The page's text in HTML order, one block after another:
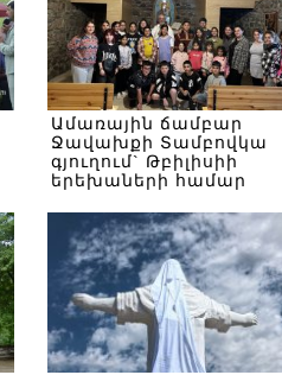
Ամառային ճամբար
Ջավախքի Տամբովկա
գյուղում` Թբիլիսիի
երեխաների համար